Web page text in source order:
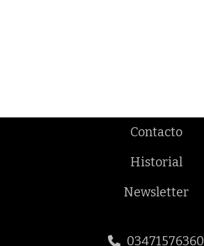
Contacto
Historial
Newsletter
03471576360